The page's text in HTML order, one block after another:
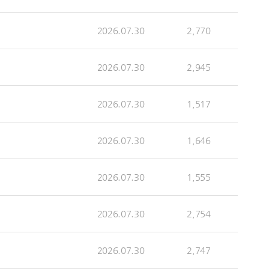
2026.07.30 2,770
2026.07.30 2,945
2026.07.30 1,517
2026.07.30 1,646
2026.07.30 1,555
2026.07.30 2,754
2026.07.30 2,747